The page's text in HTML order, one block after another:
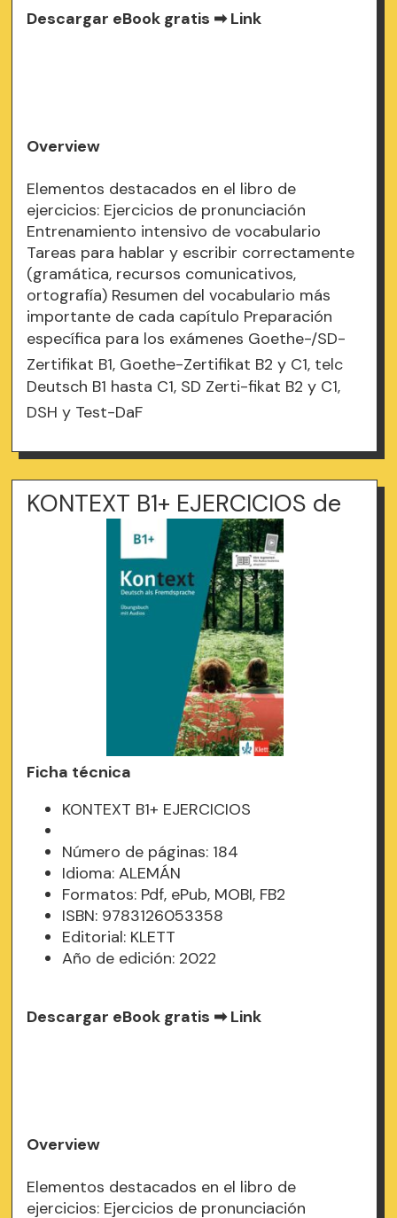
Descargar eBook gratis ➡Link
Overview
Elementos destacados en el libro de
ejercicios: Ejercicios de pronunciación
Entrenamiento intensivo de vocabulario
Tareas para hablar y escribir correctamente
(gramática, recursos comunicativos,
ortografía) Resumen del vocabulario más
importante de cada capítulo Preparación
específica para los exámenes Goethe-/SD-
Zertifikat B1, Goethe-Zertifikat B2 y C1, telc
Deutsch B1 hasta C1, SD Zerti-fikat B2 y C1,
DSH y Test-DaF
KONTEXT B1+ EJERCICIOS de
Ficha técnica
KONTEXT B1+ EJERCICIOS
Número de páginas: 184
Idioma: ALEMÁN
Formatos: Pdf, ePub, MOBI, FB2
ISBN: 9783126053358
Editorial: KLETT
Año de edición: 2022
Descargar eBook gratis ➡Link
Overview
Elementos destacados en el libro de
ejercicios: Ejercicios de pronunciación